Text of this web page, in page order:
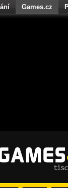
Games.cz